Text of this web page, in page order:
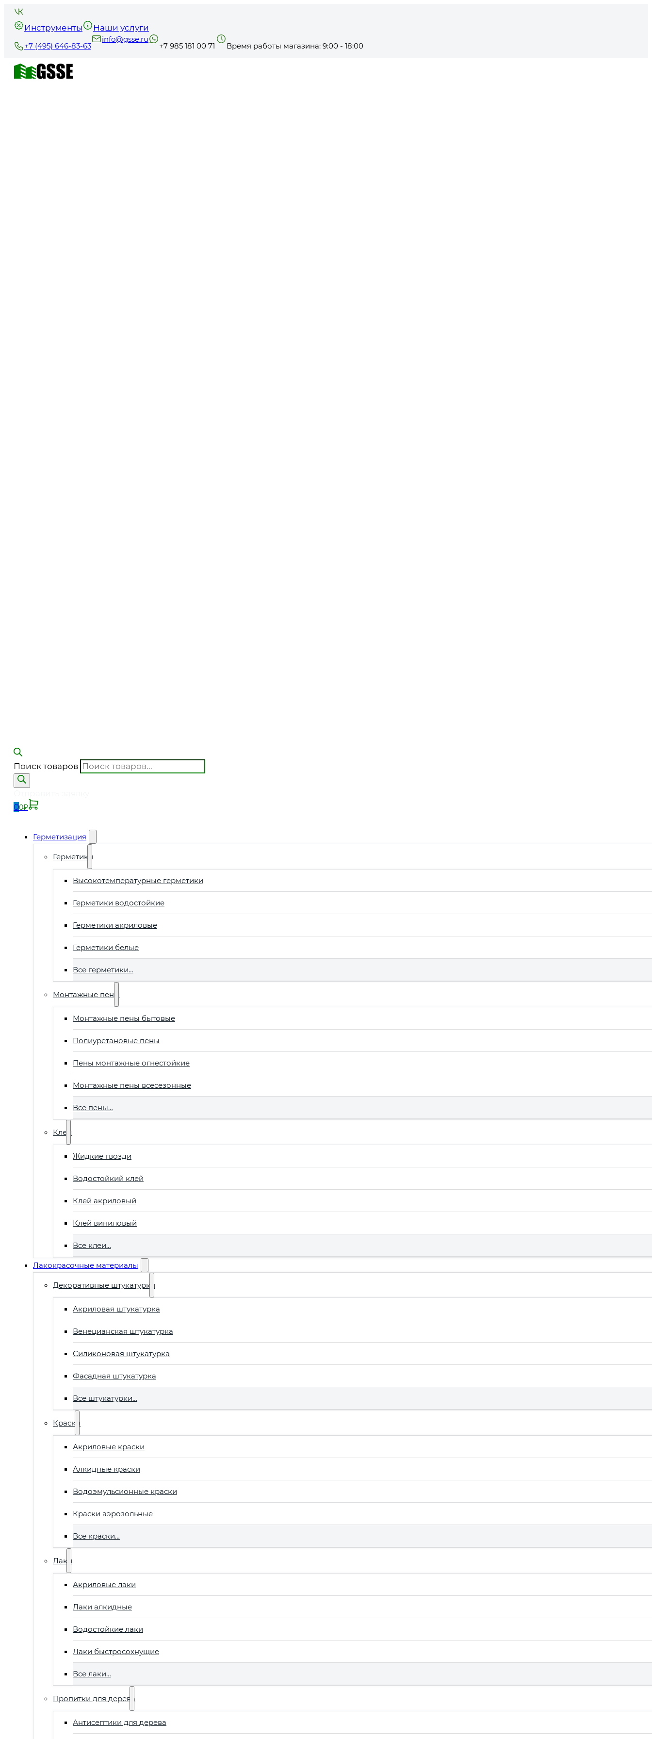
Инструменты Наши услуги
+7 (495) 646-83-63
info@gsse.ru
+7 985 181 00 71 Время работы магазина: 9:00 - 18:00
Поиск товаров
00₽
Герметизация
Герметики
Высокотемпературные герметики
Герметики водостойкие
Герметики акриловые
Герметики белые
Все герметики…
Монтажные пены
Монтажные пены бытовые
Полиуретановые пены
Пены монтажные огнестойкие
Монтажные пены всесезонные
Все пены…
Клеи
Жидкие гвозди
Водостойкий клей
Клей акриловый
Клей виниловый
Все клеи…
Лакокрасочные материалы
Декоративные штукатурки
Акриловая штукатурка
Венецианская штукатурка
Силиконовая штукатурка
Фасадная штукатурка
Все штукатурки…
Краски
Акриловые краски
Алкидные краски
Водоэмульсионные краски
Краски аэрозольные
Все краски…
Лаки
Акриловые лаки
Лаки алкидные
Водостойкие лаки
Лаки быстросохнущие
Все лаки…
Пропитки для дерева
Антисептики для дерева